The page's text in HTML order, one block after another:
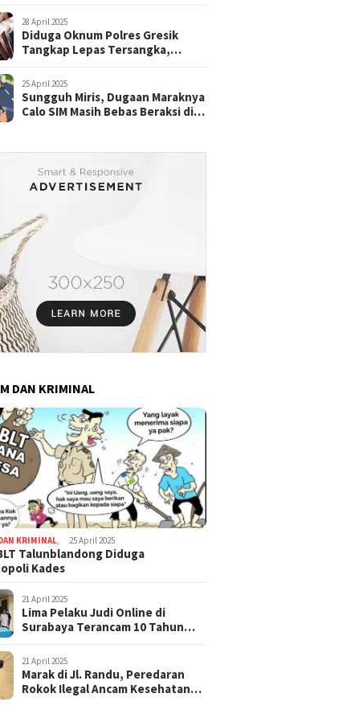
28 April 2025
Diduga Oknum Polres Gresik
Tangkap Lepas Tersangka,
25 April 2025
Sungguh Miris, Dugaan Maraknya
Calo SIM Masih Bebas Beraksi di
DAN KRIMINAL
KRIMINAL 25 April 2025
Talunblandong Diduga
Kades
21 April 2025
Lima Pelaku Judi Online di
Surabaya Terancam 10 Tahun
21 April 2025
Marak di Jl. Randu, Peredaran
Rokok Ilegal Ancam Kesehatan